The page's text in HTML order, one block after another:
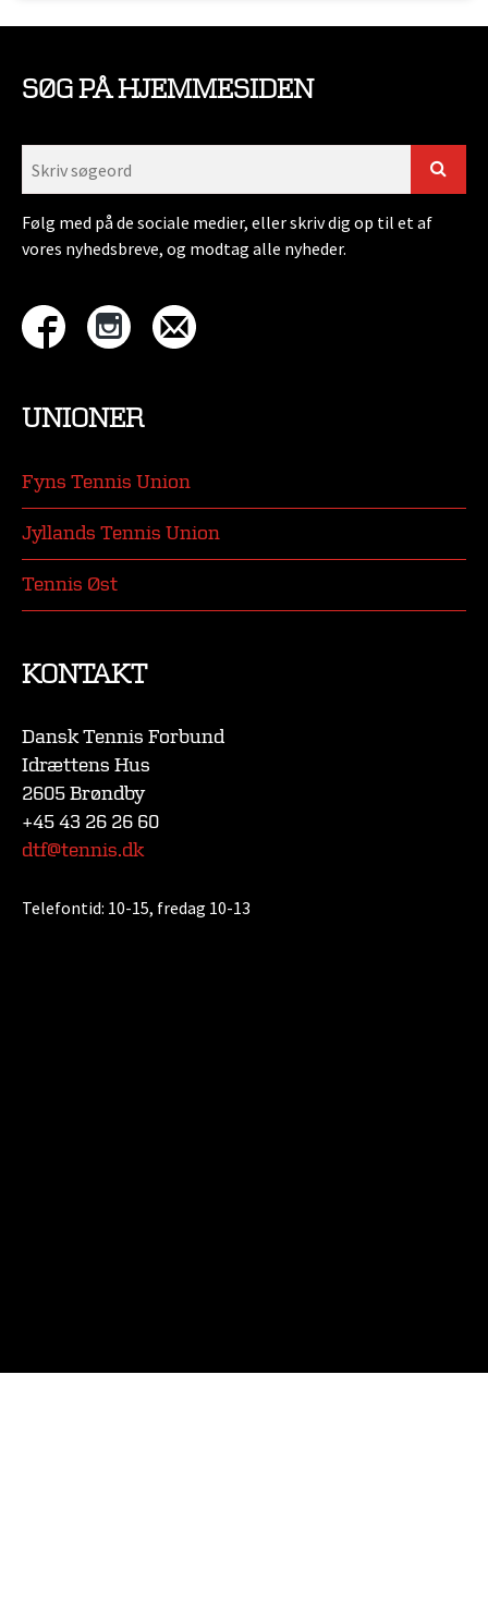
SØG PÅ HJEMMESIDEN
Følg med på de sociale medier, eller skriv dig op til et af
vores nyhedsbreve, og modtag alle nyheder.
UNIONER
Fyns Tennis Union
Jyllands Tennis Union
Tennis Øst
KONTAKT
Dansk Tennis Forbund
Idrættens Hus
2605 Brøndby
+45 43 26 26 60
dtf@tennis.dk
Telefontid: 10-15, fredag 10-13